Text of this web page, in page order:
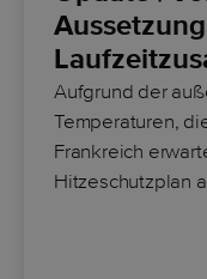
Aufgrund der
Temperaturen,
Frankreich
Hitzeschutzplan